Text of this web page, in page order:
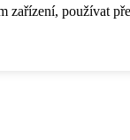
zařízení, používat